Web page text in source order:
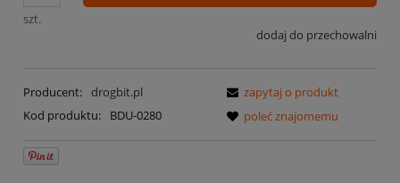
szt.
dodaj do przechowalni
Producent: drogbit.pl
Kod produktu:
BDU-0280
zapytaj o produkt
poleć znajomemu